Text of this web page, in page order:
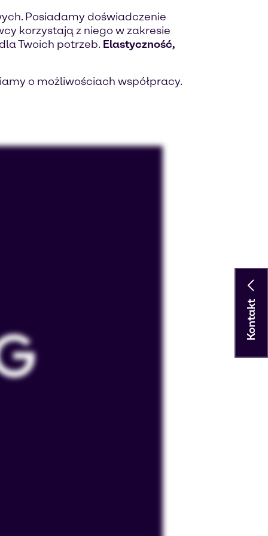
Posiadamy doświadczenie
korzystają z niego w zakresie
Twoich potrzeb. Elastyczność,
o możliwościach współpracy.
Kontakt